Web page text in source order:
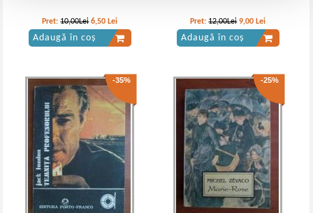
Pret:10,00Lei 6,50 Lei
Adaugă în coș
Pret:12,00Lei 9,00 Lei
Adaugă în coș
-35% -25%